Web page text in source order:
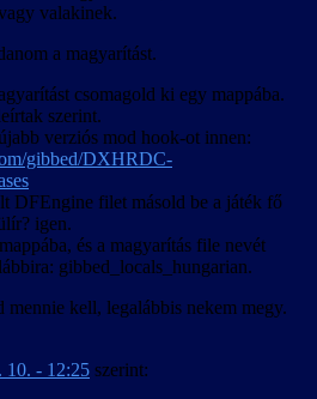
valakinek.
a magyarítást.
csomagold ki egy mappába.
szerint.
verziós mod hook-ot innen:
gibbed/DXHRDC-
DFEngine filet másold be a játék fő
igen.
és a magyarítás file nevét
gibbed_locals_hungarian.
mennie kell, legalábbis nekem megy.
10. - 12:25 szerint: